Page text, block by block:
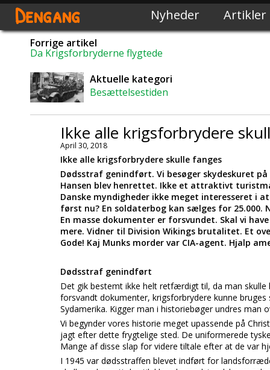
Dengang Nyheder Artikler
Forrige artikel
Da Krigsforbryderne flygtede
Aktuelle kategori
Besættelsestiden
Ikke alle krigsforbrydere
April 30, 2018
Ikke alle krigsforbrydere skulle fanges
Dødsstraf genindført. Vi besøger skydeskuret
Hansen blev henrettet. Ikke et attraktivt
Danske myndigheder ikke meget interesseret i
først nu? En soldaterbog kan sælges for 25.000.
En masse dokumenter er forsvundet. Skal vi
mere. Vidner til Division Wikings brutalitet. Et
Gode! Kaj Munks morder var CIA-agent. Hjalp
Dødsstraf genindført
Det gik bestemt ikke helt retfærdigt til, da man skulle
forsvandt dokumenter, krigsforbrydere kunne
Sydamerika. Kigger man i historiebøger undres man
Vi begynder vores historie meget upassende på
jagt efter dette frygtelige sted. De uniformerede
Mange af disse slap for videre tiltale efter at de var
I 1945 var dødsstraffen blevet indført for